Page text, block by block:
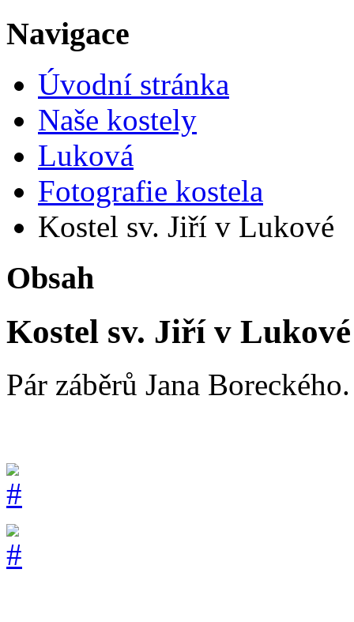
Navigace
Úvodní stránka
Naše kostely
Luková
Fotografie kostela
Kostel sv. Jiří v Lukové
Obsah
Kostel sv. Jiří v Lukové
Pár záběrů Jana Boreckého.